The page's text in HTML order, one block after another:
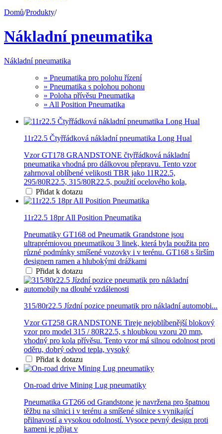
Domů/Produkty/
Nákladní pneumatika
Nákladní pneumatika
» Pneumatika pro polohu řízení
» Pneumatika s polohou pohonu
» Poloha přívěsu Pneumatika
» All Position Pneumatika
11r22.5 Čtyřřádková nákladní pneumatika Long Hual
Vzor GT178 GRANDSTONE čtyřřádková nákladní
pneumatika vhodná pro dálkovou přepravu. Tento vzor
zahrnoval oblíbené velikosti TBR jako 11R22.5,
295/80R22.5, 315/80R22.5, použití ocelového kola,
Přidat k dotazu
11r22.5 18pr All Position Pneumatika
Pneumatiky GT168 od Pneumatik Grandstone jsou
ultraprémiovou pneumatikou 3 linek, která byla použita pro
různé podmínky smíšené vozovky i v terénu. GT168 s širším
designem ramen a hlubokými drážkami
Přidat k dotazu
315/80r22.5 Jízdní pozice pneumatik pro nákladní automobi...
Vzor GT258 GRANDSTONE Tireje nejoblíbenější blokový
vzor pro model 315 / 80R22.5, s hloubkou vzoru 20 mm,
vhodný pro kola přívěsu. Tento vzor má silnou odolnost proti
oděru, dobrý odvod tepla, vysoký
Přidat k dotazu
On-road drive Mining Lug pneumatiky
Pneumatika GT266 od Grandstone je navržena pro špatnou
těžbu na silnici i v terénu a smíšené silnice s vynikající
přilnavostí a vysokou odolností. Vysoce pevný design proti
kameni je přijat v